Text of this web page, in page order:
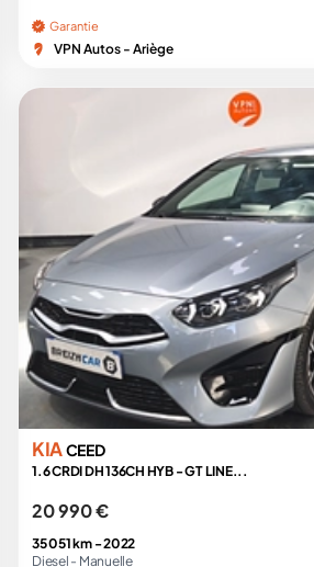
Garantie
VPN Autos - Ariège
KIACEED
1.6 CRDI DH 136CH HYB - GT LINE...
20 990 €
35 051 km -2022
Diesel - Manuelle